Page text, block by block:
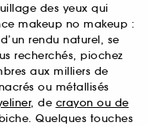
des yeux qui
makeup no makeup :
rendu naturel, se
recherchés, piochez
aux milliers de
ou métallisés
, de crayon ou de
Quelques touches